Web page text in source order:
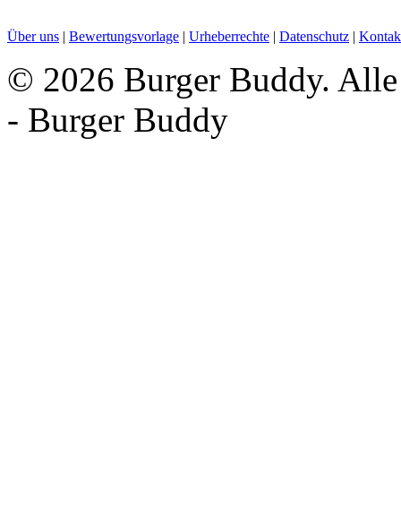
Über uns | Bewertungsvorlage | Urheberrechte | Datenschutz |
© 2026 Burger Buddy.
- Burger Buddy